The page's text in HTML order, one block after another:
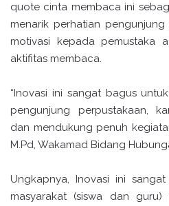
quote cinta membaca ini
menarik perhatian
motivasi kepada pemustaka
aktifitas membaca.
“Inovasi ini sangat bagus
pengunjung perpustakaan,
dan mendukung penuh
M.Pd, Wakamad Bidang
Ungkapnya, Inovasi ini
masyarakat (siswa dan